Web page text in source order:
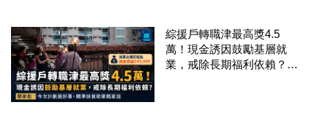
綜援戶轉職津最高獎4.5
萬！現金誘因鼓勵基層就
業，戒除長期福利依賴？鄧